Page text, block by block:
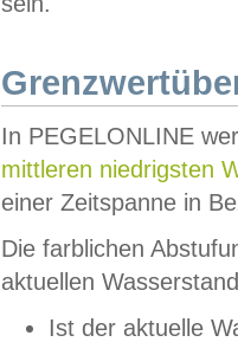
In PEGELONLINE
mittleren niedrigsten
einer Zeitspanne in
Die farblichen
aktuellen
Ist der aktuelle